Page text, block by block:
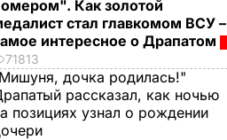
20 июля, 23.47СОБЫТИЯ
Как золотой
стал главкомом ВСУ –
интересное о Драпатом
71813
дочка родилась!"
рассказал, как ночью
позициях узнал о рождении